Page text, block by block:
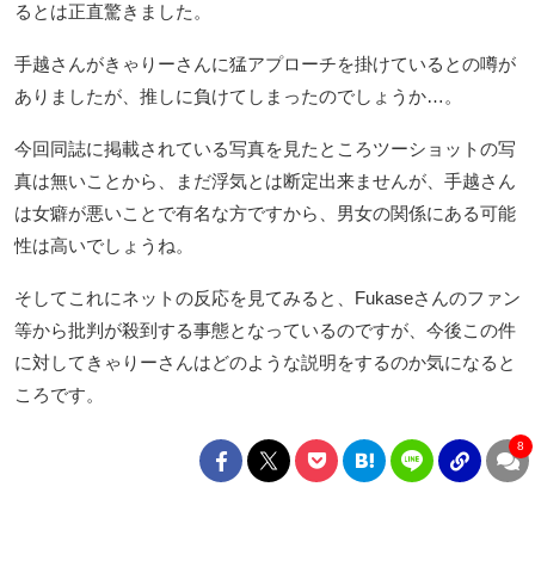
るとは正直驚きました。
手越さんがきゃりーさんに猛アプローチを掛けているとの噂が
ありましたが、推しに負けてしまったのでしょうか…。
今回同誌に掲載されている写真を見たところツーショットの写
真は無いことから、まだ浮気とは断定出来ませんが、手越さん
は女癖が悪いことで有名な方ですから、男女の関係にある可能
性は高いでしょうね。
そしてこれにネットの反応を見てみると、Fukaseさんのファン
等から批判が殺到する事態となっているのですが、今後この件
に対してきゃりーさんはどのような説明をするのか気になると
ころです。
8